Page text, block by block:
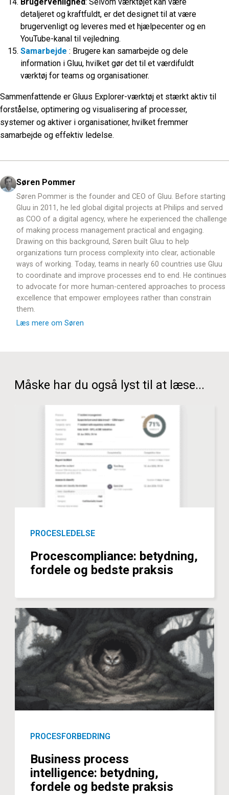
detaljeret og kraftfuldt, er det designet til at være
brugervenligt og leveres med et hjælpecenter og en
YouTube-kanal til vejledning.
Samarbejde : Brugere kan samarbejde og dele
information i Gluu, hvilket gør det til et værdifuldt
værktøj for teams og organisationer.
Sammenfattende er Gluus Explorer-værktøj et stærkt aktiv til
forståelse, optimering og visualisering af processer,
systemer og aktiver i organisationer, hvilket fremmer
samarbejde og effektiv ledelse.
Søren Pommer
Søren Pommer is the founder and CEO of Gluu. Before starting
Gluu in 2011, he led global digital projects at Philips and served
as COO of a digital agency, where he experienced the challenge
of making process management practical and engaging.
Drawing on this background, Søren built Gluu to help
organizations turn process complexity into clear, actionable
ways of working. Today, teams in nearly 60 countries use Gluu
to coordinate and improve processes end to end. He continues
to advocate for more human-centered approaches to process
excellence that empower employees rather than constrain
them.
Læs mere om Søren
Måske har du også lyst til at læse...
PROCESLEDELSE
Procescompliance: betydning,
fordele og bedste praksis
PROCESFORBEDRING
Business process
intelligence: betydning,
fordele og bedste praksis